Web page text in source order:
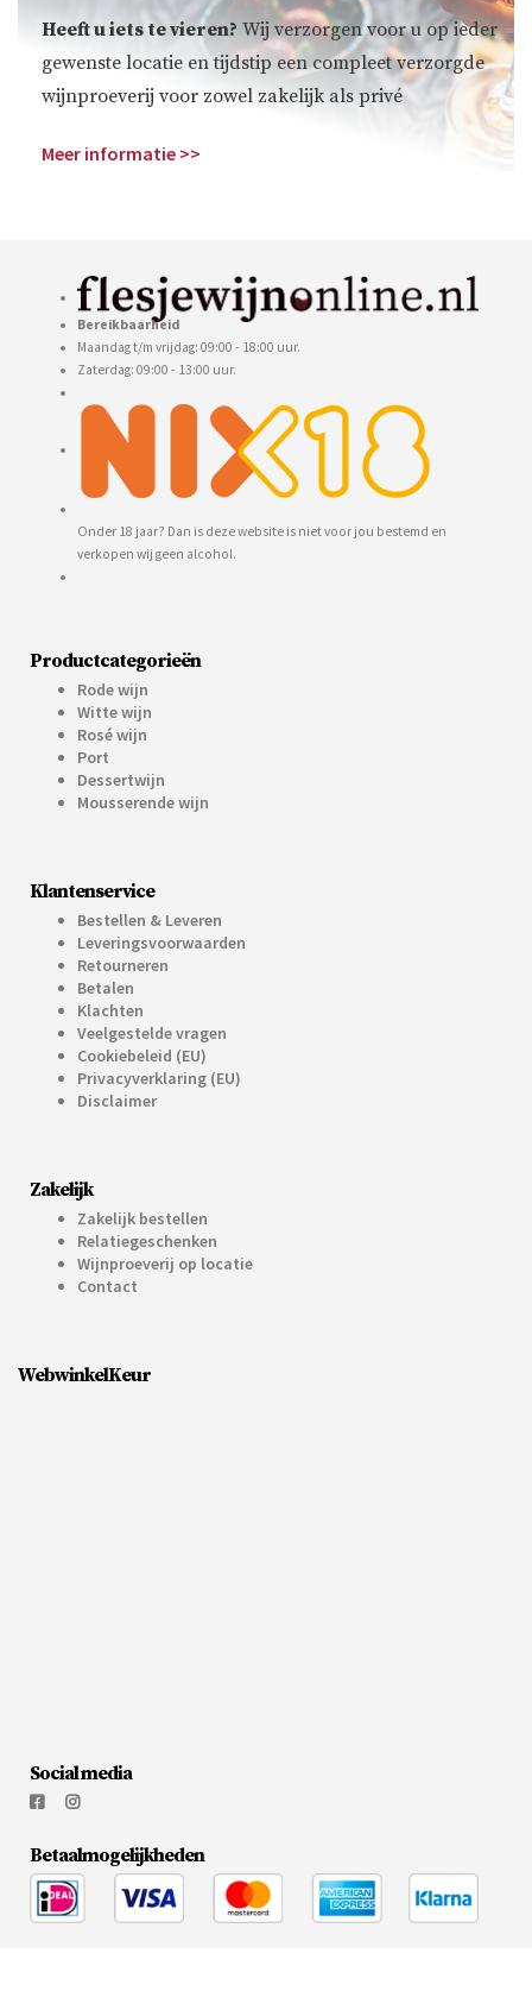
Heeft u iets te vieren? Wij verzorgen voor u op ieder
gewenste locatie en tijdstip een compleet verzorgde
wijnproeverij voor zowel zakelijk als privé
Meer informatie >>
Bereikbaarheid
Maandag t/m vrijdag: 09:00 - 18:00 uur.
Zaterdag: 09:00 - 13:00 uur.
Onder 18 jaar? Dan is deze website is niet voor jou bestemd en
verkopen wij geen alcohol.
Productcategorieën
Rode wijn
Witte wijn
Rosé wijn
Port
Dessertwijn
Mousserende wijn
Klantenservice
Bestellen & Leveren
Leveringsvoorwaarden
Retourneren
Betalen
Klachten
Veelgestelde vragen
Cookiebeleid (EU)
Privacyverklaring (EU)
Disclaimer
Zakelijk
Zakelijk bestellen
Relatiegeschenken
Wijnproeverij op locatie
Contact
WebwinkelKeur
Social media
Betaalmogelijkheden